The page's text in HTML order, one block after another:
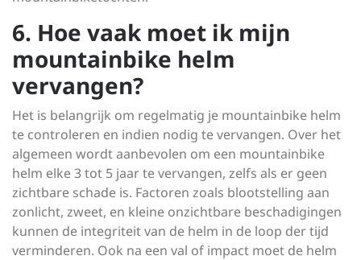
6. Hoe vaak moet ik mijn
mountainbike helm
vervangen?
Het is belangrijk om regelmatig je mountainbike helm
te controleren en indien nodig te vervangen. Over het
algemeen wordt aanbevolen om een mountainbike
helm elke 3 tot 5 jaar te vervangen, zelfs als er geen
zichtbare schade is. Factoren zoals blootstelling aan
zonlicht, zweet, en kleine onzichtbare beschadigingen
kunnen de integriteit van de helm in de loop der tijd
verminderen. Ook na een val of impact moet de helm